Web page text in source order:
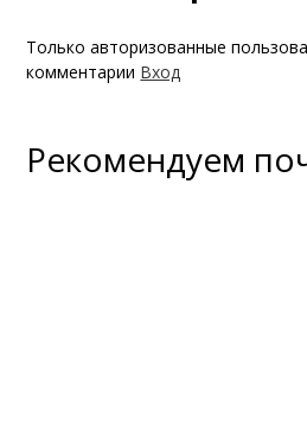
Только авторизованные
комментарии Вход
Рекомендуем